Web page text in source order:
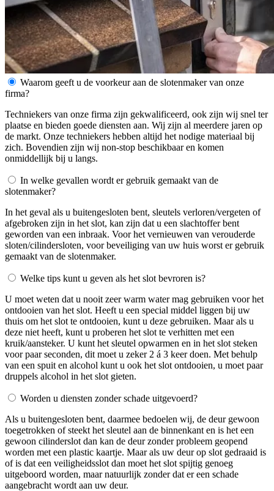
Waarom geeft u de voorkeur aan de slotenmaker van onze
firma?
Techniekers van onze firma zijn gekwalificeerd, ook zijn wij snel ter
plaatse en bieden goede diensten aan. Wij zijn al meerdere jaren op
de markt. Onze techniekers hebben altijd het nodige materiaal bij
zich. Bovendien zijn wij non-stop beschikbaar en komen
onmiddellijk bij u langs.
In welke gevallen wordt er gebruik gemaakt van de
slotenmaker?
In het geval als u buitengesloten bent, sleutels verloren/vergeten of
afgebroken zijn in het slot, kan zijn dat u een slachtoffer bent
geworden van een inbraak. Voor het vernieuwen van verouderde
sloten/cilindersloten, voor beveiliging van uw huis worst er gebruik
gemaakt van de slotenmaker.
Welke tips kunt u geven als het slot bevroren is?
U moet weten dat u nooit zeer warm water mag gebruiken voor het
ontdooien van het slot. Heeft u een special middel liggen bij uw
thuis om het slot te ontdooien, kunt u deze gebruiken. Maar als u
deze niet heeft, kunt u proberen het slot te verhitten met een
kruik/aansteker. U kunt het sleutel opwarmen en in het slot steken
voor paar seconden, dit moet u zeker 2 á 3 keer doen. Met behulp
van een spuit en alcohol kunt u ook het slot ontdooien, u moet paar
druppels alcohol in het slot gieten.
Worden u diensten zonder schade uitgevoerd?
Als u buitengesloten bent, daarmee bedoelen wij, de deur gewoon
toegetrokken of steekt het sleutel aan de binnenkant en is het een
gewoon cilinderslot dan kan de deur zonder probleem geopend
worden met een plastic kaartje. Maar als uw deur op slot gedraaid is
of is dat een veiligheidsslot dan moet het slot spijtig genoeg
uitgeboord worden, maar natuurlijk zonder dat er een schade
aangebracht wordt aan uw deur.